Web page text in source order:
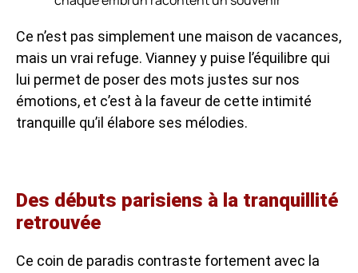
Ce n’est pas simplement une maison de vacances,
mais un vrai refuge. Vianney y puise l’équilibre qui
lui permet de poser des mots justes sur nos
émotions, et c’est à la faveur de cette intimité
tranquille qu’il élabore ses mélodies.
Des débuts parisiens à la tranquillité
retrouvée
Ce coin de paradis contraste fortement avec la